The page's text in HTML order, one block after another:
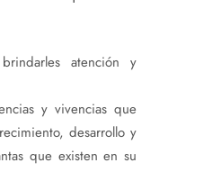
atención y
y vivencias que
desarrollo y
que existen en su